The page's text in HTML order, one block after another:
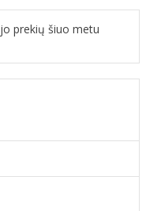
prekių šiuo metu